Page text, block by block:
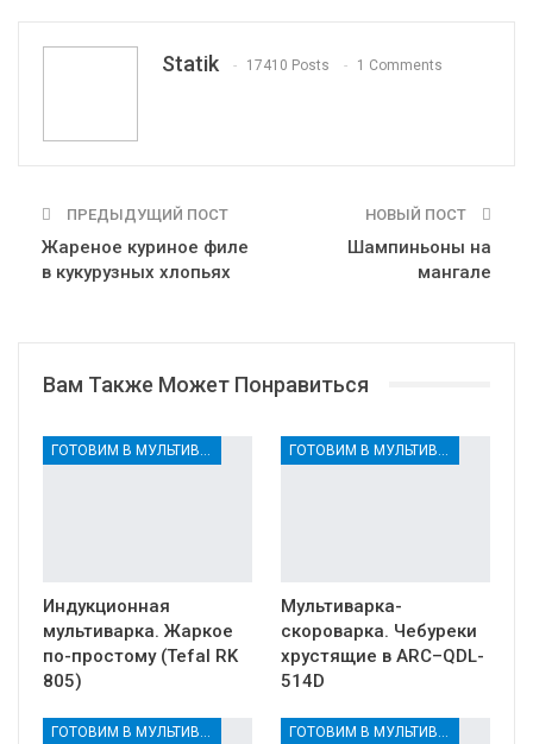
Statik 17410 Posts 1 Comments
ПРЕДЫДУЩИЙ ПОСТ
Жареное куриное филе
в кукурузных хлопьях
НОВЫЙ ПОСТ
Шампиньоны на
мангале
Вам Также Может Понравиться
Индукционная
мультиварка. Жаркое
по-простому (Tefal RK
805)
Мультиварка-
скороварка. Чебуреки
хрустящие в ARC–QDL-
514D
ГОТОВИМ В МУЛЬТИВАРКЕ ГОТОВИМ В МУЛЬТИВАРКЕ